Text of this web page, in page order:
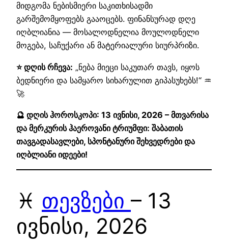
მიდგომა ნებისმიერი საკითხისადმი
გარშემომყოფებს გააოცებს. ფინანსურად დღე
იღბლიანია — მოსალოდნელია მოულოდნელი
მოგება, საჩუქარი ან მატერიალური სიურპრიზი.
⭐ დღის რჩევა: „ნება მიეცი საკუთარ თავს, იყოს
ბედნიერი და სამყარო სიხარულით გიპასუხებს!“ ♒
🚀
🔮 დღის ჰოროსკოპი: 13 ივნისი, 2026 – მთვარისა
და მერკურის ჰაეროვანი ტრიუმფი: შაბათის
თავგადასავლები, სპონტანური შეხვედრები და
იღბლიანი იდეები!
♓ თევზები – 13
ივნისი, 2026